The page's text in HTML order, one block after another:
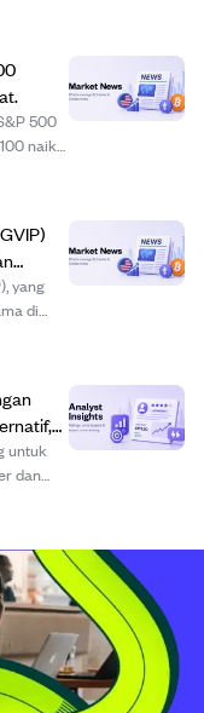
500
naik
oleh
yang
di
ETF
untuk
dan
12